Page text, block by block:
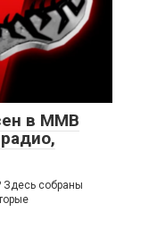
в ММВ
собраны